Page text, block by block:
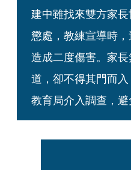
建中雖找來雙方家
懲處，教練宣導時
造成二度傷害。家
道，卻不得其門而
教育局介入調查，避